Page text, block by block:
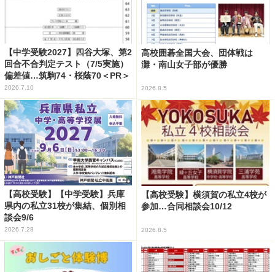
【中学受験2027】四谷大塚、第2
回合不合判定テスト（7/5実施）
偏差値…筑駒74・桜蔭70＜PR＞
2026.7.10
高校囲碁全国大会、団体戦は
灘・南山女子部が優勝
2026.8.5
【高校受験】【中学受験】兵庫
県内の私立31校が集結、個別相
談会9/6
2026.7.28
【高校受験】横須賀の私立4校が
参加…合同相談会10/12
2026.8.5